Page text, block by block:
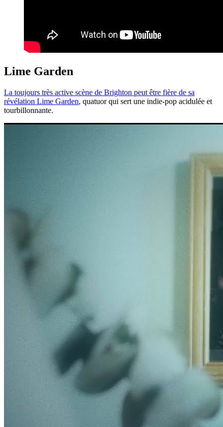
Lime Garden
La toujours très active scène de Brighton peut être fière de sa
révélation Lime Garden, quatuor qui sert une indie-pop acidulée et
tourbillonnante.